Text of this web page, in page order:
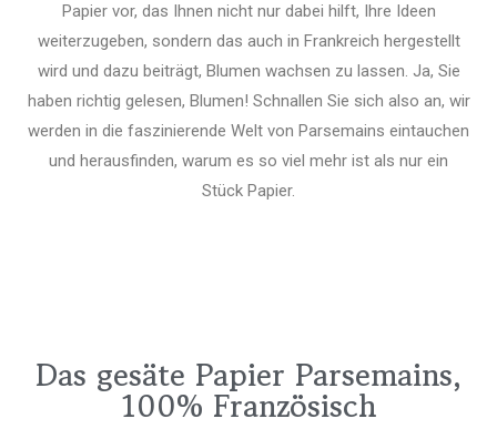
Papier vor, das Ihnen nicht nur dabei hilft, Ihre Ideen
weiterzugeben, sondern das auch in Frankreich hergestellt
wird und dazu beiträgt, Blumen wachsen zu lassen. Ja, Sie
haben richtig gelesen, Blumen! Schnallen Sie sich also an, wir
werden in die faszinierende Welt von Parsemains eintauchen
und herausfinden, warum es so viel mehr ist als nur ein
Stück Papier.
Das gesäte Papier Parsemains,
100% Französisch